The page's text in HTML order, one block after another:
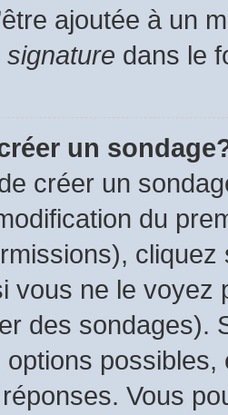
ajoutée à un
dans le
un
créer un
du
cliquez
vous ne le voyez
des sondages).
options
Vous